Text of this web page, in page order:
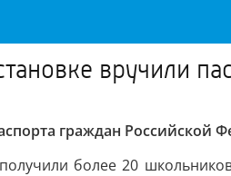
вручили
граждан Российской
более 20